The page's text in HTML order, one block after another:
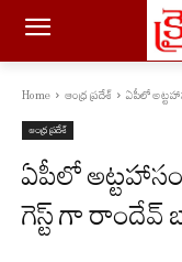
Home ఆంధ్ర ప్రదేశ్ ఏపీలో
ఆంధ్ర ప్రదేశ్
ఏపీలో
గెస్ట్ గా